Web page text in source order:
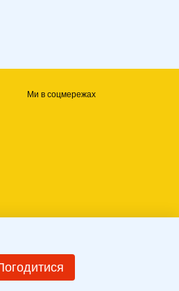
Ми в соцмережах